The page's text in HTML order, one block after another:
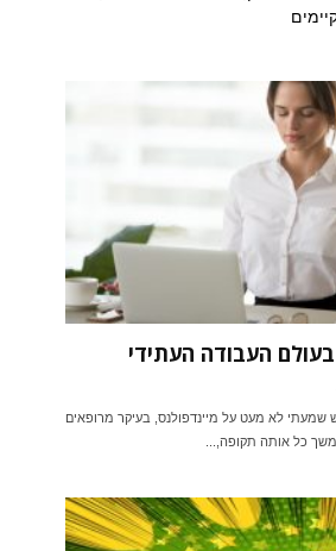
העבודה העתידי
לא מעט על מיינדפולנס, בעיקר מרופאים
כל אותה תקופה,...